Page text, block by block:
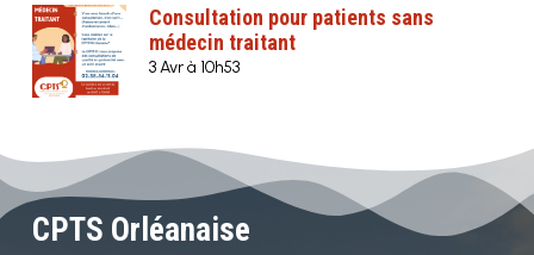
Consultation pour patients sans
médecin traitant
3 Avr à 10h53
CPTS Orléanaise